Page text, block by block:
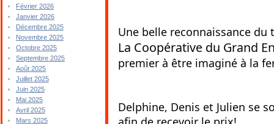
Février 2026
Janvier 2026
Décembre 2025
Novembre 2025
Octobre 2025
Septembre 2025
Août 2025
Juillet 2025
Juin 2025
Mai 2025
Avril 2025
Mars 2025
La Coopérative du Grand
premier à être imaginé à la
Delphine, Denis et Julien se